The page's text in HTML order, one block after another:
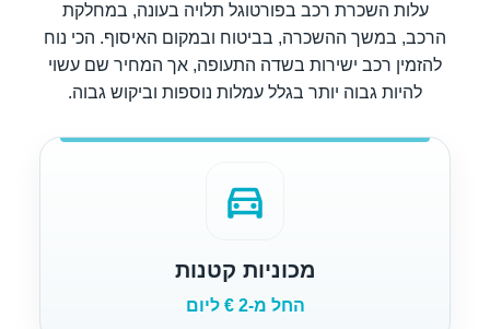
עלות השכרת רכב בפורטוגל תלויה בעונה, במחלקת
הרכב, במשך ההשכרה, בביטוח ובמקום האיסוף. הכי נוח
להזמין רכב ישירות בשדה התעופה, אך המחיר שם עשוי
להיות גבוה יותר בגלל עמלות נוספות וביקוש גבוה.
directions_car
מכוניות קטנות
החל מ-2 € ליום